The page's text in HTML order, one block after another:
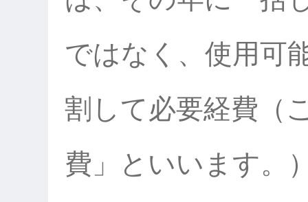
ではなく、使用可
割して必要経費（
費」といいます。